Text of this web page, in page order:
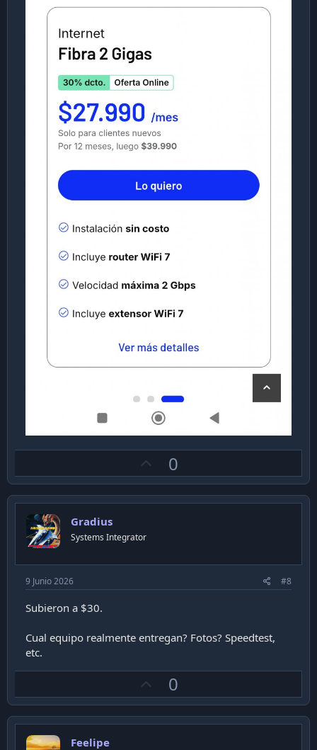
p
v
0
Gradius
Systems Integrator
9 Junio 2026 #8
Subieron a $30.
Cual equipo realmente entregan? Fotos? Speedtest,
etc.
p
v
0
Feelipe